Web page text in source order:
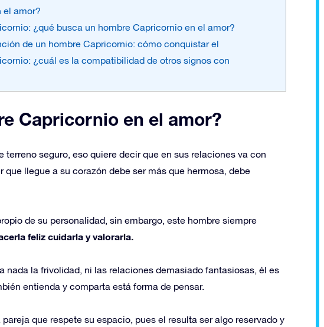
el amor?
¿qué busca un hombre Capricornio en el amor?
de un hombre Capricornio: cómo conquistar el
¿cuál es la compatibilidad de otros signos con
Capricornio en el amor?
terreno seguro, eso quiere decir que en sus relaciones va con
que llegue a su corazón debe ser más que hermosa, debe
de su personalidad, sin embargo, este hombre siempre
feliz cuidarla y valorarla.
nada la frivolidad, ni las relaciones demasiado fantasiosas, él es
entienda y comparta está forma de pensar.
que respete su espacio, pues el resulta ser algo reservado y